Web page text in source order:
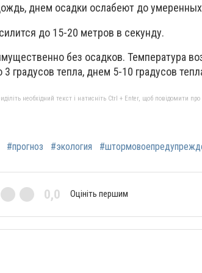
днем ​​осадки ослабеют до
до 15-20 метров в секунду.
без осадков. Температура
градусов тепла, днем ​​5-10 градусов
необхідний текст і натисніть Ctrl + Enter, щоб повідомити
#прогноз #экология
0,0 Оцініть першим